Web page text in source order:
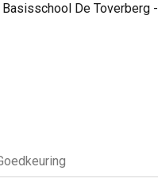
De Toverberg -